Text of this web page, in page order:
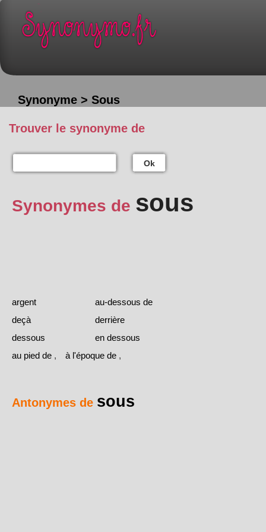
Synonyme > Sous
Trouver le synonyme de
Ok
Synonymes de sous
argent
au-dessous de
deçà
derrière
dessous
en dessous
au pied de , à l'époque de ,
Antonymes de sous